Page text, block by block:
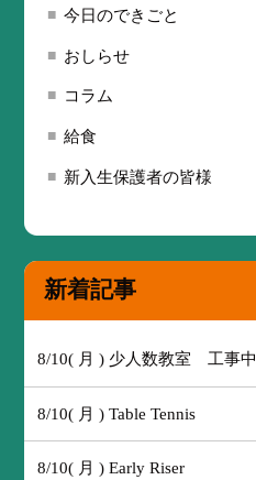
今日のできごと
おしらせ
コラム
給食
新入生保護者の皆様
新着記事
8/10( 月 ) 少人数教室 工事中
8/10( 月 ) Table Tennis
8/10( 月 ) Early Riser